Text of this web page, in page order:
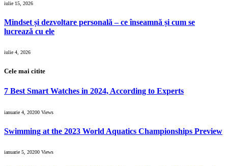
iulie 15, 2026
Mindset și dezvoltare personală – ce înseamnă și cum se
lucrează cu ele
iulie 4, 2026
Cele mai citite
7 Best Smart Watches in 2024, According to Experts
ianuarie 4, 20200 Views
Swimming at the 2023 World Aquatics Championships Preview
ianuarie 5, 20200 Views